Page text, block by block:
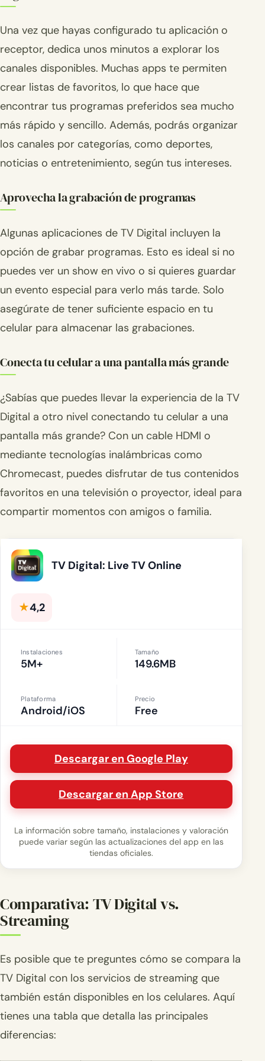
Una vez que hayas configurado tu aplicación o
receptor, dedica unos minutos a explorar los
canales disponibles. Muchas apps te permiten
crear listas de favoritos, lo que hace que
encontrar tus programas preferidos sea mucho
más rápido y sencillo. Además, podrás organizar
los canales por categorías, como deportes,
noticias o entretenimiento, según tus intereses.
Aprovecha la grabación de programas
Algunas aplicaciones de TV Digital incluyen la
opción de grabar programas. Esto es ideal si no
puedes ver un show en vivo o si quieres guardar
un evento especial para verlo más tarde. Solo
asegúrate de tener suficiente espacio en tu
celular para almacenar las grabaciones.
Conecta tu celular a una pantalla más grande
¿Sabías que puedes llevar la experiencia de la TV
Digital a otro nivel conectando tu celular a una
pantalla más grande? Con un cable HDMI o
mediante tecnologías inalámbricas como
Chromecast, puedes disfrutar de tus contenidos
favoritos en una televisión o proyector, ideal para
compartir momentos con amigos o familia.
TV Digital: Live TV Online
★4,2
Instalaciones
5M+
Tamaño
149.6MB
Plataforma
Android/iOS
Precio
Free
Descargar en Google Play
Descargar en App Store
La información sobre tamaño, instalaciones y valoración
puede variar según las actualizaciones del app en las
tiendas oficiales.
Comparativa: TV Digital vs.
Streaming
Es posible que te preguntes cómo se compara la
TV Digital con los servicios de streaming que
también están disponibles en los celulares. Aquí
tienes una tabla que detalla las principales
diferencias: